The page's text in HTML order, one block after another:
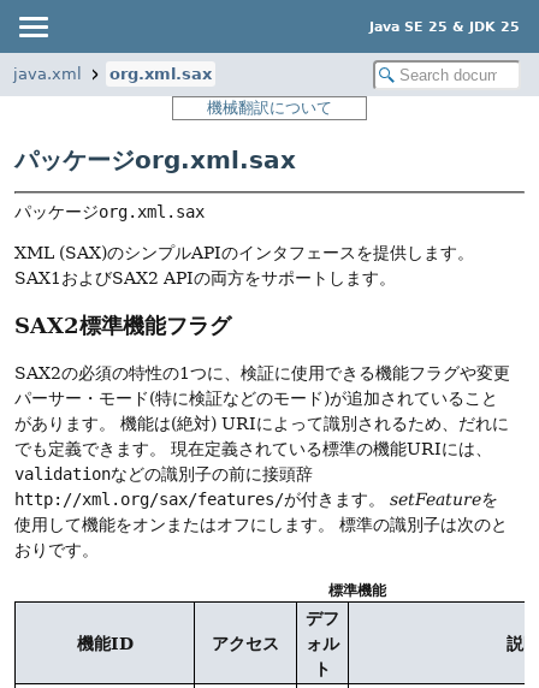
Java SE 25 & JDK 25
java.xml
org.xml.sax
機械翻訳について
パッケージorg.xml.sax
パッケージorg.xml.sax
XML (SAX)のシンプルAPIのインタフェースを提供します。
SAX1およびSAX2 APIの両方をサポートします。
SAX2標準機能フラグ
SAX2の必須の特性の1つに、検証に使用できる機能フラグや変更
パーサー・モード(特に検証などのモード)が追加されていること
があります。
機能は(絶対) URIによって識別されるため、だれに
でも定義できます。
現在定義されている標準の機能URIには、
validationなどの識別子の前に接頭辞
http://xml.org/sax/features/が付きます。 setFeatureを
使用して機能をオンまたはオフにします。
標準の識別子は次のと
おりです。
標準機能
機能ID アクセス
デフ
ォル
ト
説明